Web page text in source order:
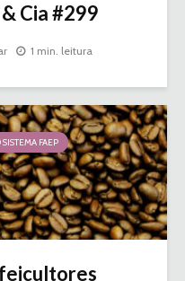
Cia #299
1 min. leitura
FAEP